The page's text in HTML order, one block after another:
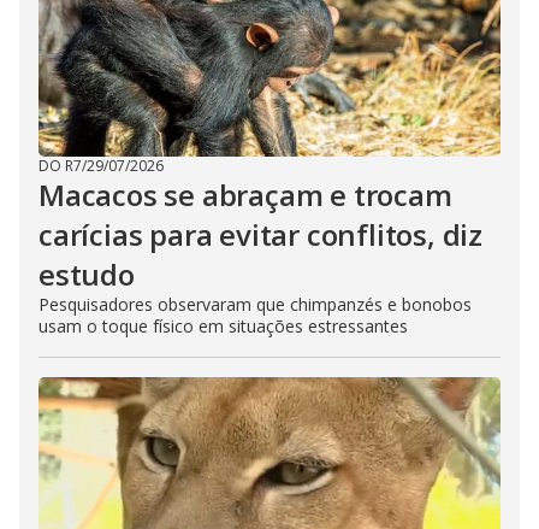
DO R7/29/07/2026
Macacos se abraçam e trocam
carícias para evitar conflitos, diz
estudo
Pesquisadores observaram que chimpanzés e bonobos
usam o toque físico em situações estressantes